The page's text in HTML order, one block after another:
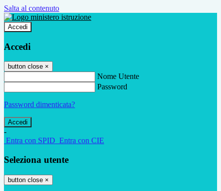
Salta al contenuto
Accedi
Accedi
button close ×
Nome Utente
Password
Password dimenticata?
-
Entra con SPID Entra con CIE
Seleziona utente
button close ×